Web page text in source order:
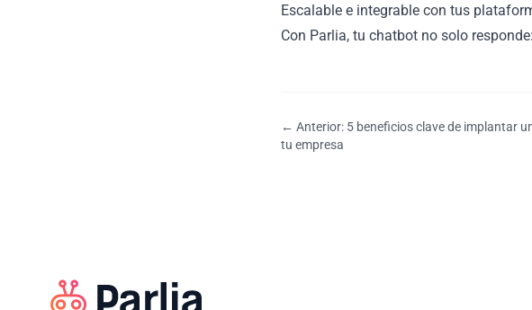
Escalable e integrable con tus
Con Parlia, tu chatbot no solo
← Anterior: 5 beneficios clave de implantar
tu empresa